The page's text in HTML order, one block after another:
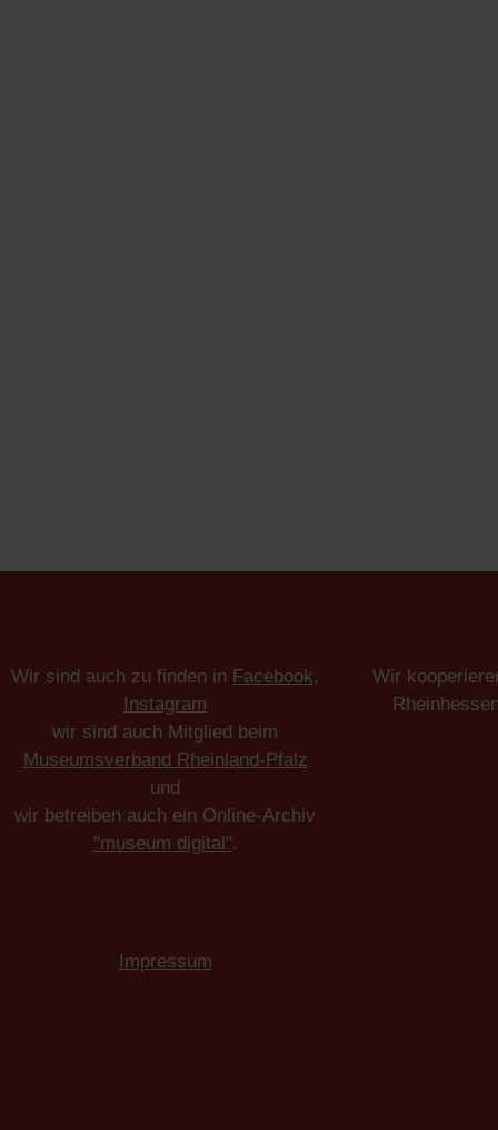
Wir sind auch zu finden in Facebook,
Instagram
wir sind auch Mitglied beim
Museumsverband Rheinland-Pfalz
und
wir betreiben auch ein Online-Archiv
"museum digital".
Impressum
Wir